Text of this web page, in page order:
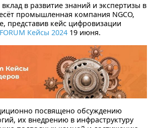
в развитие знаний и экспертизы в
промышленная компания NGCO,
представив кейс цифровизации
Кейсы 2024 19 июня.
посвящено обсуждению
их внедрению в инфраструктуру